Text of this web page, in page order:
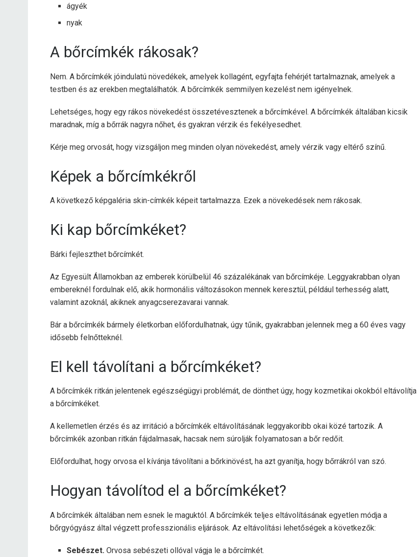
ágyék
nyak
A bőrcímkék rákosak?
Nem. A bőrcímkék jóindulatú növedékek, amelyek kollagént, egyfajta fehérjét tartalmaznak, amelyek a
testben és az erekben megtalálhatók. A bőrcímkék semmilyen kezelést nem igényelnek.
Lehetséges, hogy egy rákos növekedést összetévesztenek a bőrcímkével. A bőrcímkék általában kicsik
maradnak, míg a bőrrák nagyra nőhet, és gyakran vérzik és fekélyesedhet.
Kérje meg orvosát, hogy vizsgáljon meg minden olyan növekedést, amely vérzik vagy eltérő színű.
Képek a bőrcímkékről
A következő képgaléria skin-címkék képeit tartalmazza. Ezek a növekedések nem rákosak.
Ki kap bőrcímkéket?
Bárki fejleszthet bőrcímkét.
Az Egyesült Államokban az emberek körülbelül 46 százalékának van bőrcímkéje. Leggyakrabban olyan
embereknél fordulnak elő, akik hormonális változásokon mennek keresztül, például terhesség alatt,
valamint azoknál, akiknek anyagcserezavarai vannak.
Bár a bőrcímkék bármely életkorban előfordulhatnak, úgy tűnik, gyakrabban jelennek meg a 60 éves vagy
idősebb felnőtteknél.
El kell távolítani a bőrcímkéket?
A bőrcímkék ritkán jelentenek egészségügyi problémát, de dönthet úgy, hogy kozmetikai okokból eltávolítja
a bőrcímkéket.
A kellemetlen érzés és az irritáció a bőrcímkék eltávolításának leggyakoribb okai közé tartozik. A
bőrcímkék azonban ritkán fájdalmasak, hacsak nem súrolják folyamatosan a bőr redőit.
Előfordulhat, hogy orvosa el kívánja távolítani a bőrkinövést, ha azt gyanítja, hogy bőrrákról van szó.
Hogyan távolítod el a bőrcímkéket?
A bőrcímkék általában nem esnek le maguktól. A bőrcímkék teljes eltávolításának egyetlen módja a
bőrgyógyász által végzett professzionális eljárások. Az eltávolítási lehetőségek a következők:
Sebészet. Orvosa sebészeti ollóval vágja le a bőrcímkét.